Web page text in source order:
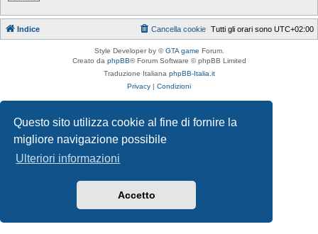
Questo sito utilizza cookie al fine di fornire la
migliore navigazione possibile
Ulteriori informazioni
Accetto
Indice Tutti gli orari sono UTC+02:00
Cancella cookie
Style Developer by ©GTA game Forum.
Creato da phpBB® Forum Software © phpBB Limited
Traduzione Italiana phpBB-Italia.it
Privacy | Condizioni